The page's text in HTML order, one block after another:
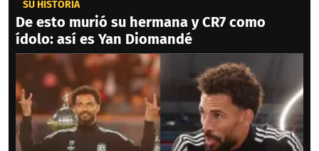
SU HISTORIA
De esto murió su hermana y CR7 como
ídolo: así es Yan Diomandé